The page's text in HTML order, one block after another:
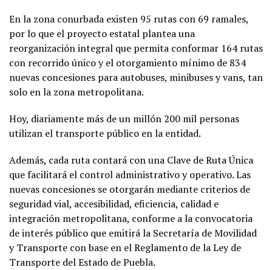
En la zona conurbada existen 95 rutas con 69 ramales,
por lo que el proyecto estatal plantea una
reorganización integral que permita conformar 164 rutas
con recorrido único y el otorgamiento mínimo de 834
nuevas concesiones para autobuses, minibuses y vans, tan
solo en la zona metropolitana.
Hoy, diariamente más de un millón 200 mil personas
utilizan el transporte público en la entidad.
Además, cada ruta contará con una Clave de Ruta Única
que facilitará el control administrativo y operativo. Las
nuevas concesiones se otorgarán mediante criterios de
seguridad vial, accesibilidad, eficiencia, calidad e
integración metropolitana, conforme a la convocatoria
de interés público que emitirá la Secretaría de Movilidad
y Transporte con base en el Reglamento de la Ley de
Transporte del Estado de Puebla.